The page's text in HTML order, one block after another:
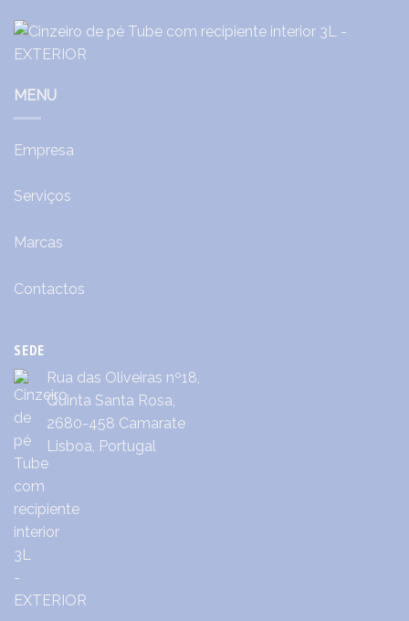
MENU
Empresa
Serviços
Marcas
Contactos
SEDE
Rua das Oliveiras nº18,
Quinta Santa Rosa,
2680-458 Camarate
Lisboa, Portugal